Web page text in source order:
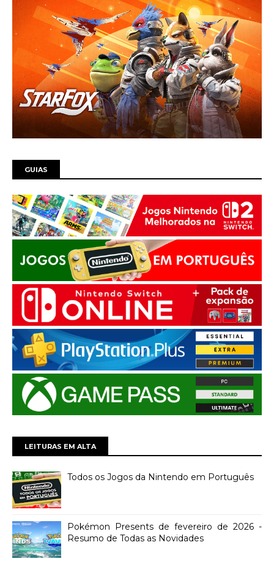
GUIAS
LEITURAS EM ALTA
Todos os Jogos da Nintendo em Português
Pokémon Presents de fevereiro de 2026 -
Resumo de Todas as Novidades